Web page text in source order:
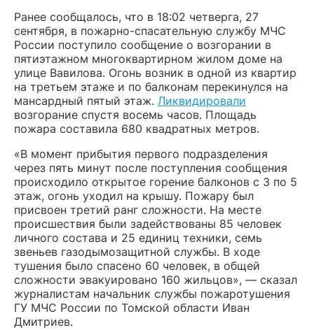
Ранее сообщалось, что в 18:02 четверга, 27
сентября, в пожарно-спасательную службу МЧС
России поступило сообщение о возгорании в
пятиэтажном многоквартирном жилом доме на
улице Вавилова. Огонь возник в одной из квартир
на третьем этаже и по балконам перекинулся на
мансардный пятый этаж. Ликвидировали
возгорание спустя восемь часов. Площадь
пожара составила 680 квадратных метров.
«В момент прибытия первого подразделения
через пять минут после поступления сообщения
происходило открытое горение балконов с 3 по 5
этаж, огонь уходил на крышу. Пожару был
присвоен третий ранг сложности. На месте
происшествия были задействованы 85 человек
личного состава и 25 единиц техники, семь
звеньев газодымозащитной службы. В ходе
тушения было спасено 60 человек, в общей
сложности эвакуировано 160 жильцов», — сказал
журналистам начальник службы пожаротушения
ГУ МЧС России по Томской области Иван
Дмитриев.